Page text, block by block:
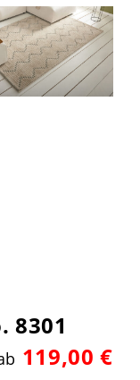
8301
119,00 €